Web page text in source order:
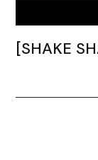
[SHAKE